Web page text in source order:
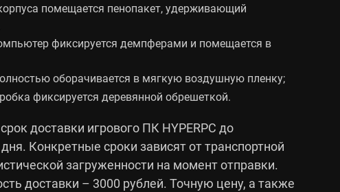
помещается пенопакет, удерживающий
фиксируется демпферами и помещается в
оборачивается в мягкую воздушную пленку;
фиксируется деревянной обрешеткой.
доставки игрового ПК HYPERPC до
Конкретные сроки зависят от транспортной
загруженности на момент отправки.
доставки – 3000 рублей. Точную цену, а также